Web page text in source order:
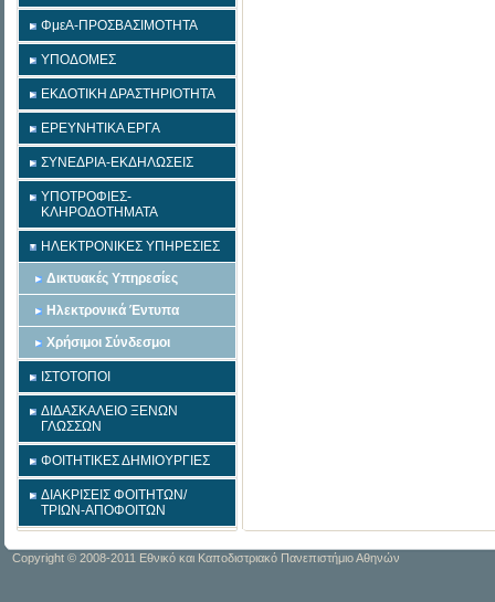
ΦμεΑ-ΠΡΟΣΒΑΣΙΜΟΤΗΤΑ
ΥΠΟΔΟΜΕΣ
ΕΚΔΟΤΙΚΗ ΔΡΑΣΤΗΡΙΟΤΗΤΑ
ΕΡΕΥΝΗΤΙΚΑ ΕΡΓΑ
ΣΥΝΕΔΡΙΑ-ΕΚΔΗΛΩΣΕΙΣ
ΥΠΟΤΡΟΦΙΕΣ-
ΚΛΗΡΟΔΟΤΗΜΑΤΑ
ΗΛΕΚΤΡΟΝΙΚΕΣ ΥΠΗΡΕΣΙΕΣ
Δικτυακές Υπηρεσίες
Ηλεκτρονικά Έντυπα
Χρήσιμοι Σύνδεσμοι
ΙΣΤΟΤΟΠΟΙ
ΔΙΔΑΣΚΑΛΕΙΟ ΞΕΝΩΝ
ΓΛΩΣΣΩΝ
ΦΟΙΤΗΤΙΚΕΣ ΔΗΜΙΟΥΡΓΙΕΣ
ΔΙΑΚΡΙΣΕΙΣ ΦΟΙΤΗΤΩΝ/
ΤΡΙΩΝ-ΑΠΟΦΟΙΤΩΝ
Copyright © 2008-2011 Εθνικό και Καποδιστριακό Πανεπιστήμιο Αθηνών